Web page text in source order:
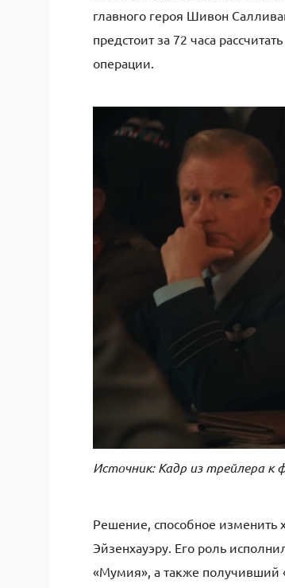
главного героя Шивон
предстоит за 72 часа
операции.
Источник: Кадр из трейлера к
Решение, способное изменить
Эйзенхауэру. Его роль
«Мумия», а также получивший